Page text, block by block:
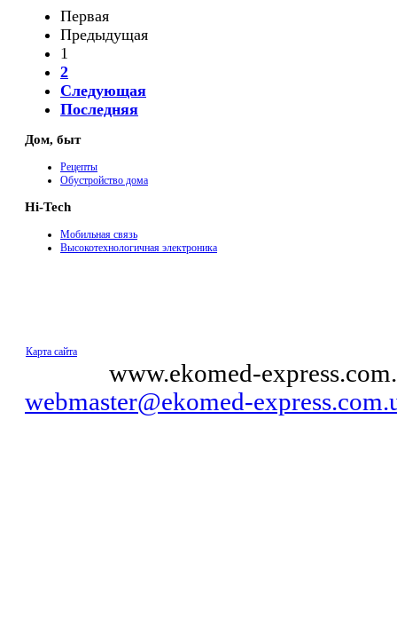
Первая
Предыдущая
1
2
Следующая
Последняя
Дом, быт
Рецепты
Обустройство дома
Hi-Tech
Мобильная связь
Высокотехнологичная электроника
Карта сайта
www.ekomed-
webmaster@ekomed-